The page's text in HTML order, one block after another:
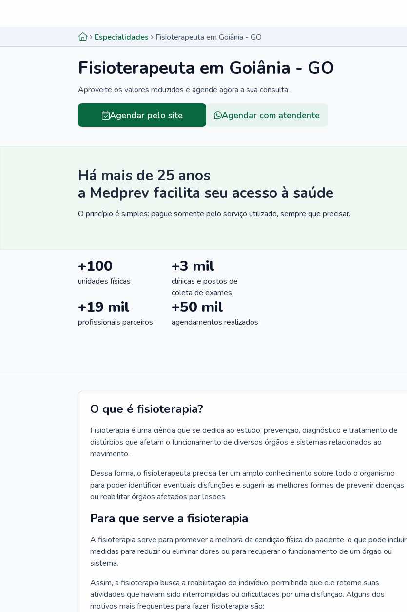
Especialidades Fisioterapeuta em Goiânia - GO
Fisioterapeuta em Goiânia - GO
Aproveite os valores reduzidos e agende agora a sua consulta.
Agendar pelo site Agendar com atendente
Há mais de 25 anos
a Medprev facilita seu acesso à saúde
O princípio é simples: pague somente pelo serviço utilizado, sempre que precisar.
+100
unidades físicas
+3 mil
clínicas e postos de
coleta de exames
+19 mil
profissionais parceiros
+50 mil
agendamentos realizados
O que é fisioterapia?
Fisioterapia é uma ciência que se dedica ao estudo, prevenção, diagnóstico e tratamento de
distúrbios que afetam o funcionamento de diversos órgãos e sistemas relacionados ao
movimento.
Dessa forma, o fisioterapeuta precisa ter um amplo conhecimento sobre todo o organismo
para poder identificar eventuais disfunções e sugerir as melhores formas de prevenir doenças
ou reabilitar órgãos afetados por lesões.
Para que serve a fisioterapia
A fisioterapia serve para promover a melhora da condição física do paciente, o que pode incluir
medidas para reduzir ou eliminar dores ou para recuperar o funcionamento de um órgão ou
sistema.
Assim, a fisioterapia busca a reabilitação do indivíduo, permitindo que ele retome suas
atividades que haviam sido interrompidas ou dificultadas por uma disfunção. Alguns dos
motivos mais frequentes para fazer fisioterapia são: